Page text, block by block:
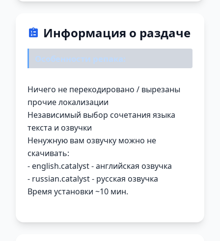
Информация о раздаче
Особенности репака:
Ничего не перекодировано / вырезаны
прочие локализации
Независимый выбор сочетания языка
текста и озвучки
Ненужную вам озвучку можно не
скачивать:
- english.catalyst - английская озвучка
- russian.catalyst - русская озвучка
Время установки ~10 мин.